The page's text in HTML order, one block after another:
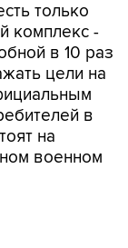
только
комплекс -
в 10 раз
цели на
в
на
военном